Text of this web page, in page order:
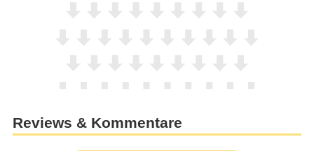
Reviews & Kommentare